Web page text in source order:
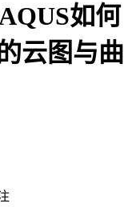
如何
云图与曲